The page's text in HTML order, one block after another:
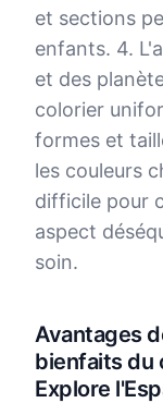
et sections
enfants. 4.
et des
colorier
formes et
les couleurs
difficile pour
aspect
soin.
Avantages
bienfaits du
Explore